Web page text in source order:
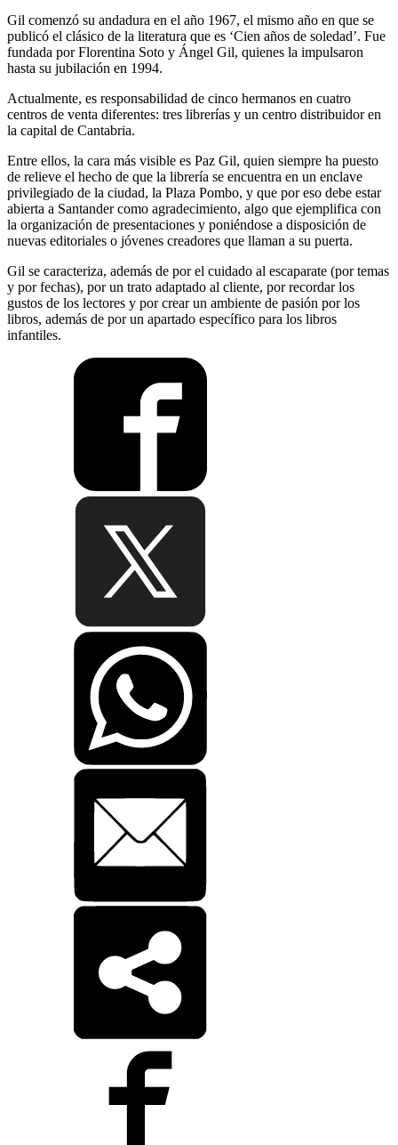
Gil comenzó su andadura en el año 1967, el mismo año en que se
publicó el clásico de la literatura que es ‘Cien años de soledad’. Fue
fundada por Florentina Soto y Ángel Gil, quienes la impulsaron
hasta su jubilación en 1994.
Actualmente, es responsabilidad de cinco hermanos en cuatro
centros de venta diferentes: tres librerías y un centro distribuidor en
la capital de Cantabria.
Entre ellos, la cara más visible es Paz Gil, quien siempre ha puesto
de relieve el hecho de que la librería se encuentra en un enclave
privilegiado de la ciudad, la Plaza Pombo, y que por eso debe estar
abierta a Santander como agradecimiento, algo que ejemplifica con
la organización de presentaciones y poniéndose a disposición de
nuevas editoriales o jóvenes creadores que llaman a su puerta.
Gil se caracteriza, además de por el cuidado al escaparate (por temas
y por fechas), por un trato adaptado al cliente, por recordar los
gustos de los lectores y por crear un ambiente de pasión por los
libros, además de por un apartado específico para los libros
infantiles.